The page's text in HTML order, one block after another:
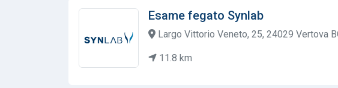
Esame fegato Synlab
Largo Vittorio Veneto, 25, 24029 Vertova
11.8 km